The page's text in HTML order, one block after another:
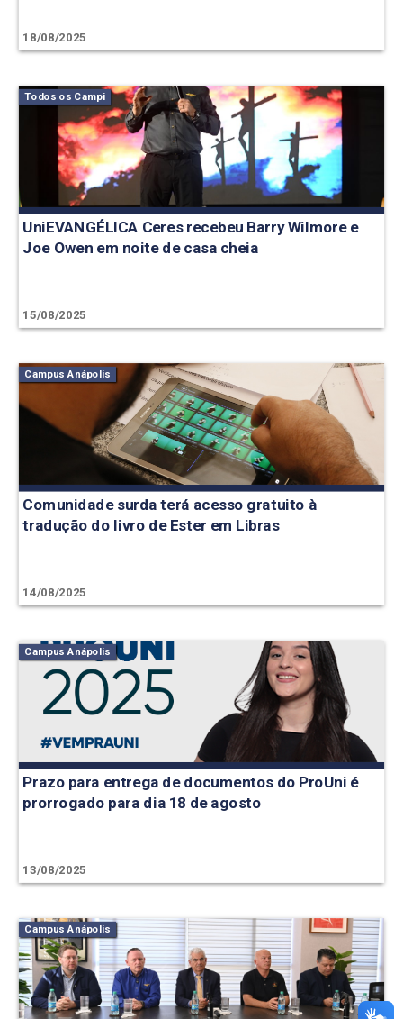
18/08/2025
Todos os Campi
UniEVANGÉLICA Ceres recebeu Barry Wilmore e
Joe Owen em noite de casa cheia
15/08/2025
Campus Anápolis
Comunidade surda terá acesso gratuito à
tradução do livro de Ester em Libras
14/08/2025
Campus Anápolis
Prazo para entrega de documentos do ProUni é
prorrogado para dia 18 de agosto
13/08/2025
Campus Anápolis